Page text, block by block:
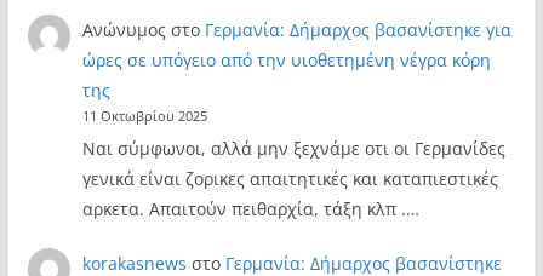
Ανώνυμος στο Γερμανία: Δήμαρχος βασανίστηκε για
ώρες σε υπόγειο από την υιοθετημένη νέγρα κόρη
της
11 Οκτωβρίου 2025
Ναι σύμφωνοι, αλλά μην ξεχνάμε οτι οι Γερμανίδες
γενικά είναι ζορικες απαιτητικές και καταπιεστικές
αρκετα. Απαιτούν πειθαρχία, τάξη κλπ .…
korakasnews στο Γερμανία: Δήμαρχος βασανίστηκε